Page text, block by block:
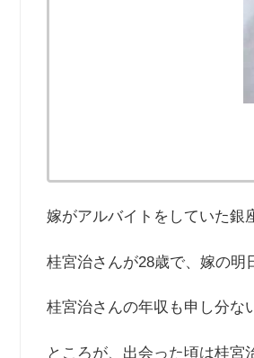
嫁がアルバイトをしていた銀
桂宮治さんが28歳で、嫁の明
桂宮治さんの年収も申し分
ところが、出会った頃は桂宮